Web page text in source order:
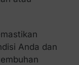
Anda dan